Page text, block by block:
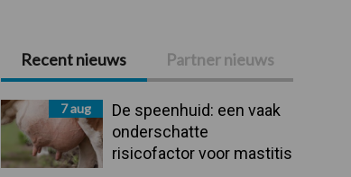
Primaire
Sidebar
Recent nieuws Partner nieuws
7 aug
De speenhuid: een vaak
onderschatte
risicofactor voor mastitis